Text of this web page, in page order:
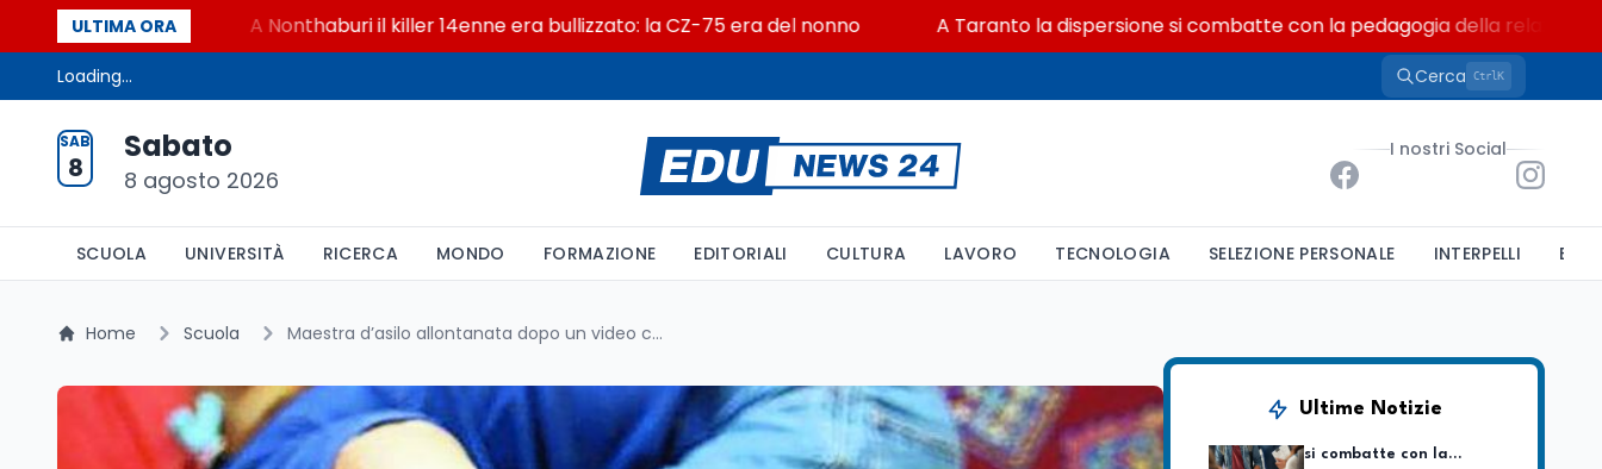
ULTIMA ORA
i chatbot AI A Nonthaburi il killer 14enne era bullizzato: la CZ-75 era del nonno A Taranto la dispersione si combatte con la pedagogia della relazione
Loading... Cerca CtrlK
SAB
8
Sabato
8 agosto 2026
I nostri Social
SCUOLA UNIVERSITÀ RICERCA MONDO FORMAZIONE EDITORIALI CULTURA LAVORO TECNOLOGIA SELEZIONE PERSONALE INTERPELLI
Home Scuola Maestra d’asilo allontanata dopo un video che mostra maltrattamenti
Ultime Notizie
Tecnologia8 ago
Time: ads invisibili solo
per i chatbot AI
A Taranto la dispersione
pedagogia della